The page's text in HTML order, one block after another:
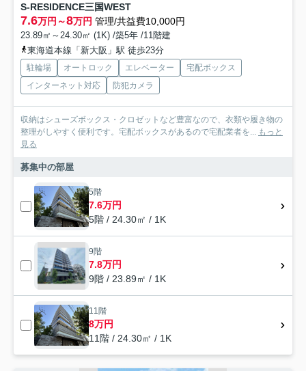
S-RESIDENCE三国WEST
7.6万円～8万円 管理/共益費10,000円
23.89㎡～24.30㎡ (1K) /築5年 /11階建
東海道本線「新大阪」駅 徒歩23分
駐輪場 オートロック エレベーター
宅配ボックス
インターネット対応
防犯カメラ
収納はシューズボックス・クロゼットなど豊富なので、衣類や履き物の
整理がしやすく便利です。宅配ボックスがあるので宅配業者を... もっと
見る
募集中の部屋
5階
7.6万円
5階 / 24.30㎡ / 1K
9階
7.8万円
9階 / 23.89㎡ / 1K
11階
8万円
11階 / 24.30㎡ / 1K